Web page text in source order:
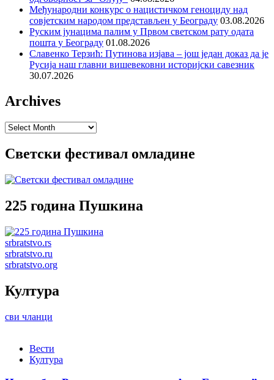
Међународни конкурс о нацистичком геноциду над
совјетским народом представљен у Београду 03.08.2026
Руским јунацима палим у Првом светском рату одата
пошта у Београду 01.08.2026
Славенко Терзић: Путинова изјава – још један доказ да је
Русија наш главни вишевековни историјски савезник
30.07.2026
Archives
Archives
Светски фестивал омладине
225 година Пушкина
srbratstvo.rs
srbratstvo.ru
srbratstvo.org
Култура
сви чланци
Вести
Култура